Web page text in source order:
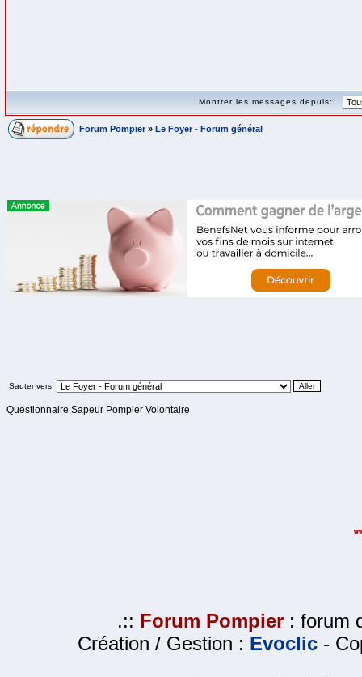
Montrer les messages depuis:
Forum Pompier » Le Foyer - Forum général
Sauter vers:
Questionnaire Sapeur Pompier Volontaire
.:: Forum Pompier : forum
Création / Gestion : Evoclic -